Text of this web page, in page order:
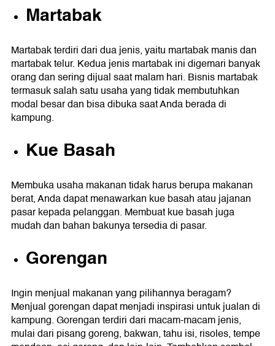
Martabak
Martabak terdiri dari dua jenis, yaitu martabak manis dan
martabak telur. Kedua jenis martabak ini digemari banyak
orang dan sering dijual saat malam hari. Bisnis martabak
termasuk salah satu usaha yang tidak membutuhkan
modal besar dan bisa dibuka saat Anda berada di
kampung.
Kue Basah
Membuka usaha makanan tidak harus berupa makanan
berat, Anda dapat menawarkan kue basah atau jajanan
pasar kepada pelanggan. Membuat kue basah juga
mudah dan bahan bakunya tersedia di pasar.
Gorengan
Ingin menjual makanan yang pilihannya beragam?
Menjual gorengan dapat menjadi inspirasi untuk jualan di
kampung. Gorengan terdiri dari macam-macam jenis,
mulai dari pisang goreng, bakwan, tahu isi, risoles, tempe